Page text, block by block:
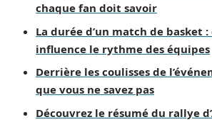
chaque fan doit savoir
La durée d’un match de basket
influence le rythme des équipes
Derrière les coulisses de
que vous ne savez pas
Découvrez le résumé du rallye